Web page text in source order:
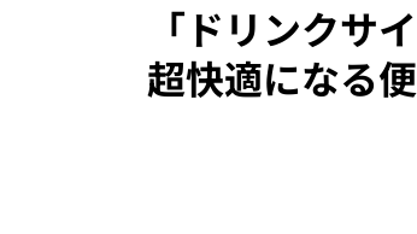
「ドリンクサ
超快適になる